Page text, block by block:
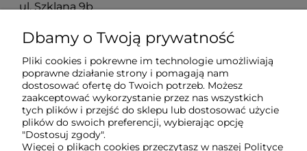
ul. Szklana 9b
Pomoc
Moje konto
Płatności i dostawa
Dbamy o Twoją prywatność
Pliki cookies i pokrewne im technologie umożliwiają
poprawne działanie strony i pomagają nam
dostosować ofertę do Twoich potrzeb. Możesz
zaakceptować wykorzystanie przez nas wszystkich
tych plików i przejść do sklepu lub dostosować użycie
plików do swoich preferencji, wybierając opcję
"Dostosuj zgody".
Więcej o plikach cookies przeczytasz w naszej Polityce